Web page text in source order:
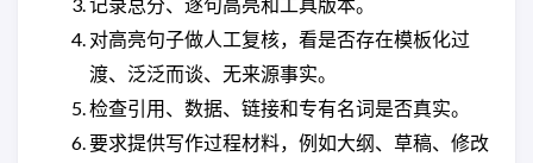
对高亮句子做人工复核，看是否存在模板化过
渡、泛泛而谈、无来源事实。
检查引用、数据、链接和专有名词是否真实。
要求提供写作过程材料，例如大纲、草稿、修改